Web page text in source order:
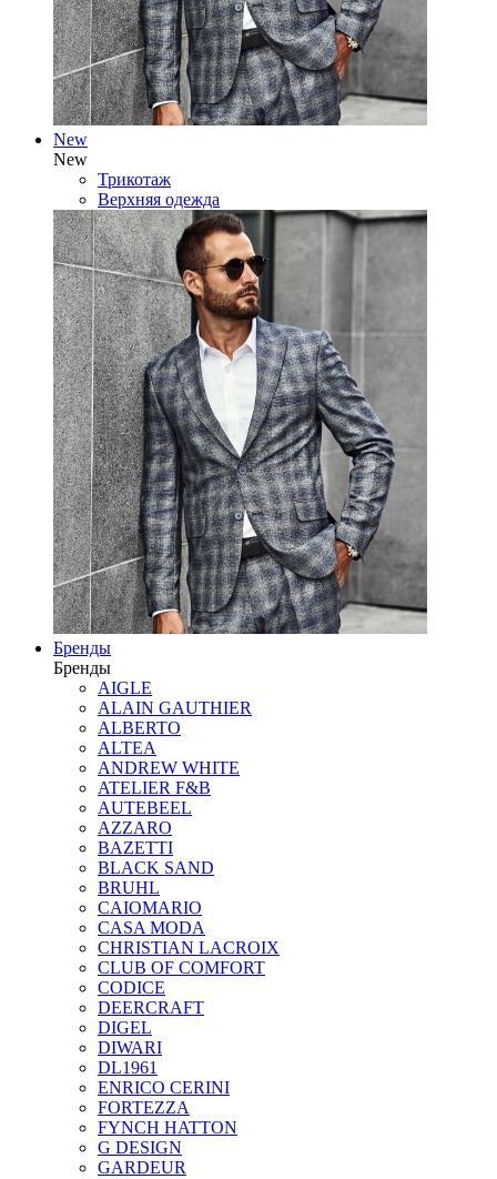
New
New
Трикотаж
Верхняя одежда
Бренды
Бренды
AIGLE
ALAIN GAUTHIER
ALBERTO
ALTEA
ANDREW WHITE
ATELIER F&B
AUTEBEEL
AZZARO
BAZETTI
BLACK SAND
BRUHL
CAIOMARIO
CASA MODA
CHRISTIAN LACROIX
CLUB OF COMFORT
CODICE
DEERCRAFT
DIGEL
DIWARI
DL1961
ENRICO CERINI
FORTEZZA
FYNCH HATTON
G DESIGN
GARDEUR